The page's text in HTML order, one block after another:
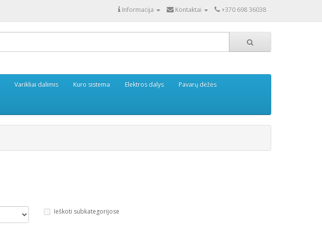
Informacija Kontaktai +370 698 36038
Varikliai dalimis Kuro sistema Elektros dalys Pavarų dėžės
Ieškoti subkategorijose